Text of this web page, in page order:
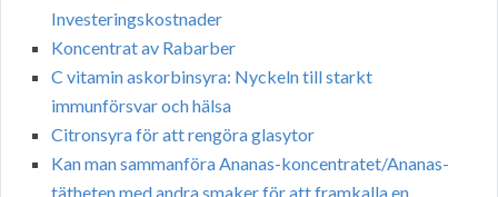
Investeringskostnader
Koncentrat av Rabarber
C vitamin askorbinsyra: Nyckeln till starkt
immunförsvar och hälsa
Citronsyra för att rengöra glasytor
Kan man sammanföra Ananas-koncentratet/Ananas-
tätheten med andra smaker för att framkalla en